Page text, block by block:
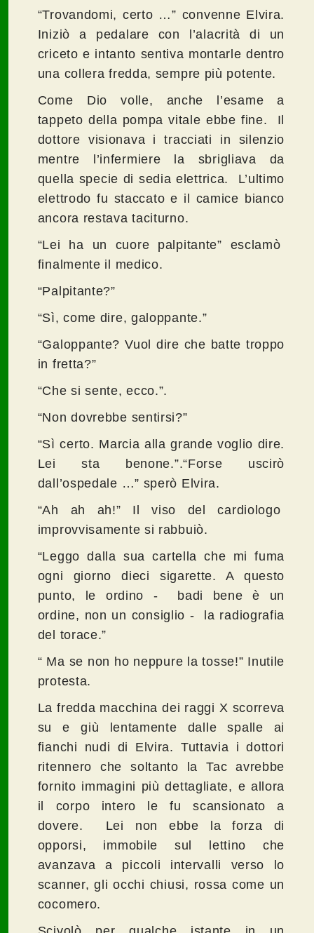
“Trovandomi, certo …” convenne Elvira.
Iniziò a pedalare con l’alacrità di un
criceto e intanto sentiva montarle dentro
una collera fredda, sempre più potente.
Come Dio volle, anche l’esame a
tappeto della pompa vitale ebbe fine. Il
dottore visionava i tracciati in silenzio
mentre l’infermiere la sbrigliava da
quella specie di sedia elettrica. L’ultimo
elettrodo fu staccato e il camice bianco
ancora restava taciturno.
“Lei ha un cuore palpitante” esclamò
finalmente il medico.
“Palpitante?”
“Sì, come dire, galoppante.”
“Galoppante? Vuol dire che batte troppo
in fretta?”
“Che si sente, ecco.”.
“Non dovrebbe sentirsi?”
“Sì certo. Marcia alla grande voglio dire.
Lei sta benone.”.“Forse uscirò
dall’ospedale …” sperò Elvira.
“Ah ah ah!” Il viso del cardiologo
improvvisamente si rabbuiò.
“Leggo dalla sua cartella che mi fuma
ogni giorno dieci sigarette. A questo
punto, le ordino - badi bene è un
ordine, non un consiglio - la radiografia
del torace.”
“ Ma se non ho neppure la tosse!” Inutile
protesta.
La fredda macchina dei raggi X scorreva
su e giù lentamente dalle spalle ai
fianchi nudi di Elvira. Tuttavia i dottori
ritennero che soltanto la Tac avrebbe
fornito immagini più dettagliate, e allora
il corpo intero le fu scansionato a
dovere. Lei non ebbe la forza di
opporsi, immobile sul lettino che
avanzava a piccoli intervalli verso lo
scanner, gli occhi chiusi, rossa come un
cocomero.